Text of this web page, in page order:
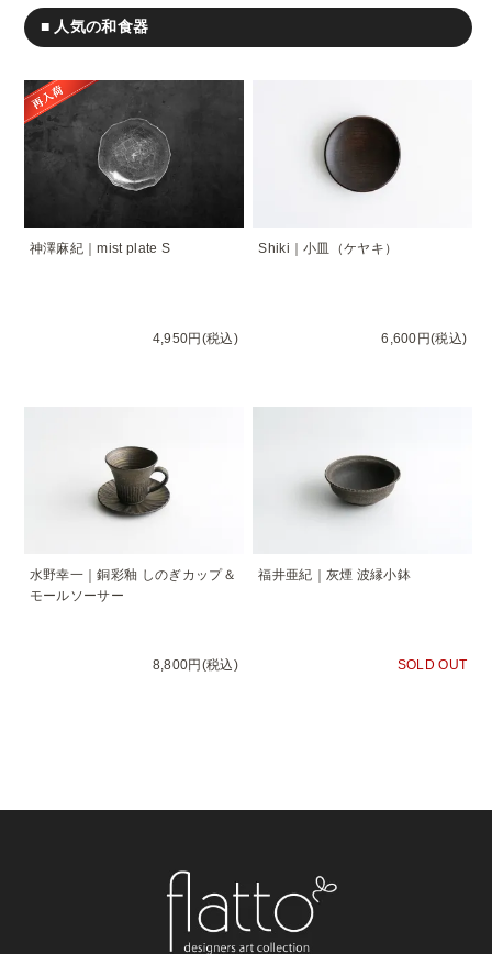
■ 人気の和食器
神澤麻紀｜mist plate S
4,950円(税込)
Shiki｜小皿（ケヤキ）
6,600円(税込)
水野幸一｜銅彩釉 しのぎカップ＆
モールソーサー
8,800円(税込)
福井亜紀｜灰煙 波縁小鉢
SOLD OUT